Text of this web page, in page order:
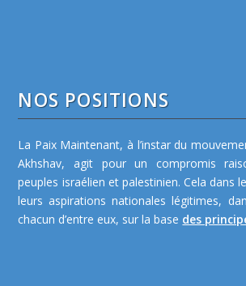
NOS POSITIONS
La Paix Maintenant, à l’instar du
Akhshav, agit pour un compromis
peuples israélien et palestinien. Cela dans
leurs aspirations nationales légitimes,
chacun d’entre eux, sur la base des